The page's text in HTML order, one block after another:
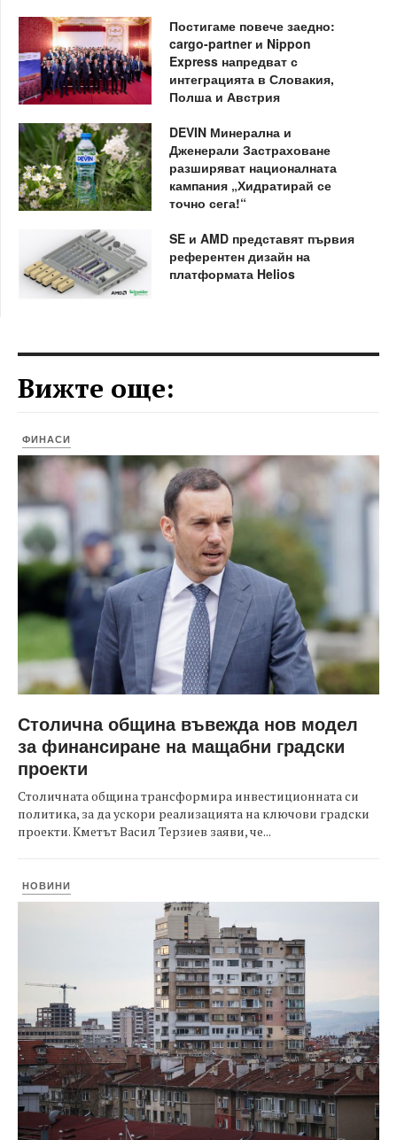
Постигаме повече заедно:
cargo-partner и Nippon
Express напредват с
интеграцията в Словакия,
Полша и Австрия
DEVIN Минерална и
Дженерали Застраховане
разширяват националната
кампания „Хидратирай се
точно сега!“
SE и AMD представят първия
референтен дизайн на
платформата Helios
Вижте още:
ФИНАСИ
Столична община въвежда нов модел
за финансиране на мащабни градски
проекти
Столичната община трансформира инвестиционната си
политика, за да ускори реализацията на ключови градски
проекти. Кметът Васил Терзиев заяви, че...
НОВИНИ